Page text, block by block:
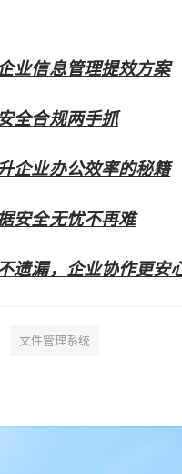
业信息管理提效方案
全合规两手抓
企业办公效率的秘籍
安全无忧不再难
遗漏，企业协作更安
文件管理系统